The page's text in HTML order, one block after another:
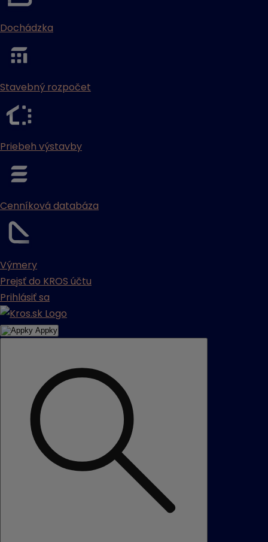
Dochádzka
Stavebný rozpočet
Priebeh výstavby
Cenníková databáza
Výmery
Prejsť do KROS účtu
Prihlásiť sa
Appky